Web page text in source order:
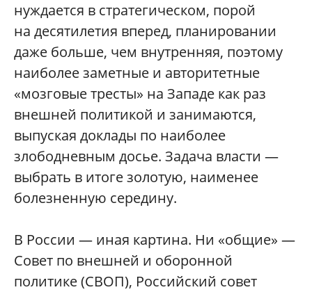
нуждается в стратегическом, порой
на десятилетия вперед, планировании
даже больше, чем внутренняя, поэтому
наиболее заметные и авторитетные
«мозговые тресты» на Западе как раз
внешней политикой и занимаются,
выпуская доклады по наиболее
злободневным досье. Задача власти —
выбрать в итоге золотую, наименее
болезненную середину.
В России — иная картина. Ни «общие» —
Совет по внешней и оборонной
политике (СВОП), Российский совет